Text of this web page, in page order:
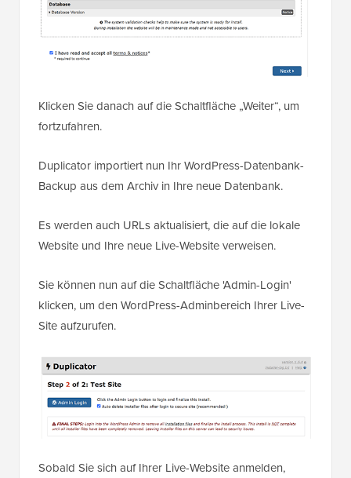
Klicken Sie danach auf die Schaltfläche „Weiter“, um
fortzufahren.
Duplicator importiert nun Ihr WordPress-Datenbank-
Backup aus dem Archiv in Ihre neue Datenbank.
Es werden auch URLs aktualisiert, die auf die lokale
Website und Ihre neue Live-Website verweisen.
Sie können nun auf die Schaltfläche 'Admin-Login'
klicken, um den WordPress-Adminbereich Ihrer Live-
Site aufzurufen.
Sobald Sie sich auf Ihrer Live-Website anmelden,